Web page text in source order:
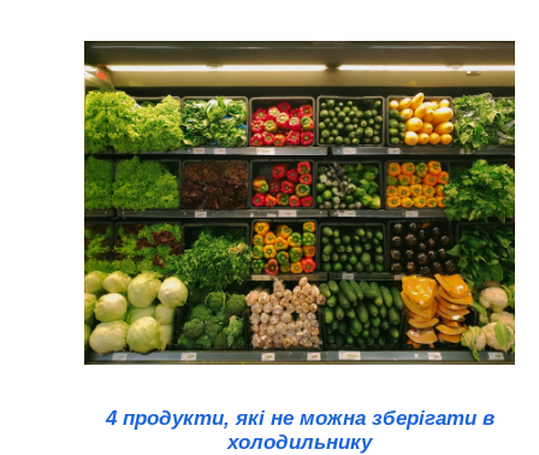
4 продукти, які не можна зберігати в
холодильнику